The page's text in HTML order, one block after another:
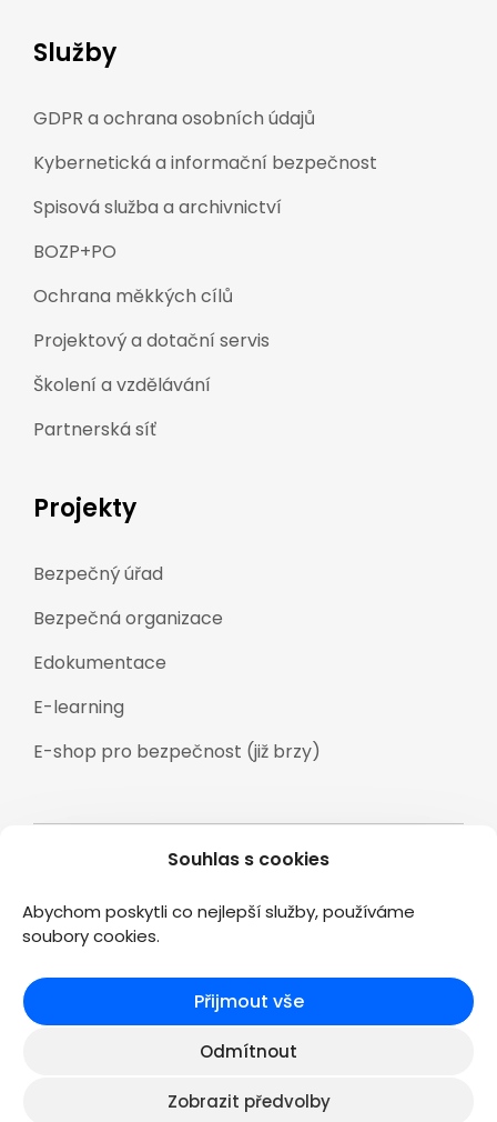
Souhlas s cookies
Abychom poskytli co nejlepší služby, používáme
soubory cookies.
Přijmout vše
Odmítnout
Zobrazit předvolby
Služby
GDPR a ochrana osobních údajů
Kybernetická a informační bezpečnost
Spisová služba a archivnictví
BOZP+PO
Ochrana měkkých cílů
Projektový a dotační servis
Školení a vzdělávání
Partnerská síť
Projekty
Bezpečný úřad
Bezpečná organizace
Edokumentace
E-learning
E-shop pro bezpečnost (již brzy)
Veškeré texty a materiály zveřejněné na
stránkách www.2kconsulting.cz jsou duševním
vlastnictvím společnosti 2K CONSULTING s.r.o., a jsou
Vytvořil niksemerad.cz